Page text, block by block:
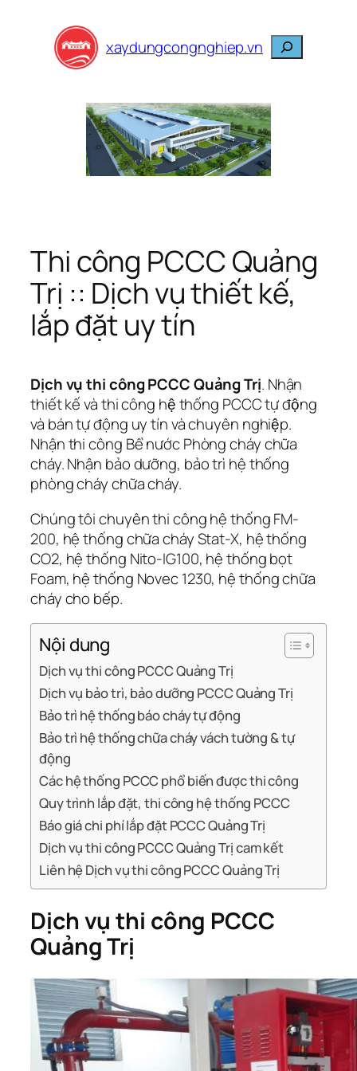
content
xaydungcongnghiep.vn Search
Thi công PCCC Quảng
Trị :: Dịch vụ thiết kế,
lắp đặt uy tín
Dịch vụ thi công PCCC Quảng Trị. Nhận
thiết kế và thi công hệ thống PCCC tự động
và bán tự động uy tín và chuyên nghiệp.
Nhận thi công Bể nước Phòng cháy chữa
cháy. Nhận bảo dưỡng, bảo trì hệ thống
phòng cháy chữa cháy.
Chúng tôi chuyên thi công hệ thống FM-
200, hệ thống chữa cháy Stat-X, hệ thống
CO2, hệ thống Nito-IG100, hệ thống bọt
Foam, hệ thống Novec 1230, hệ thống chữa
cháy cho bếp.
Nội dung
Dịch vụ thi công PCCC Quảng Trị
Dịch vụ bảo trì, bảo dưỡng PCCC Quảng Trị
Bảo trì hệ thống báo cháy tự động
Bảo trì hệ thống chữa cháy vách tường & tự
động
Các hệ thống PCCC phổ biến được thi công
Quy trình lắp đặt, thi công hệ thống PCCC
Báo giá chi phí lắp đặt PCCC Quảng Trị
Dịch vụ thi công PCCC Quảng Trị cam kết
Liên hệ Dịch vụ thi công PCCC Quảng Trị
Dịch vụ thi công PCCC
Quảng Trị